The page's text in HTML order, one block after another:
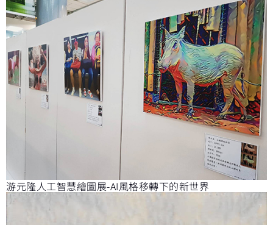
游元隆人工智慧繪圖展-AI風格移轉下的新世界